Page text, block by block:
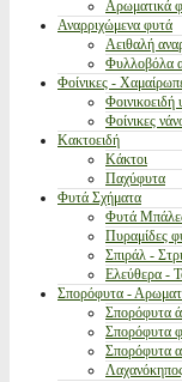
Αρωματικά
Αναρριχώμενα φυτά
Αειθαλή
Φυλλοβόλα
Φοίνικες -
Φοίνικες
Κακτοειδή
Κάκτοι
Παχύφυτα
Φυτά Σχήματα
Φυτά
Πυραμίδες
Σπιράλ -
Ελεύθερα -
Σπορόφυτα -
Σπορόφυτα
Σπορόφυτα
Σπορόφυτα